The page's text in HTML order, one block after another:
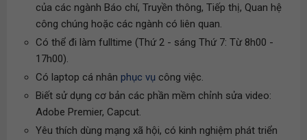
của các ngành Báo chí, Truyền thông, Tiếp thị, Quan hệ
công chúng hoặc các ngành có liên quan.
Có thể đi làm fulltime (Thứ 2 - sáng Thứ 7: Từ 8h00 -
17h00).
Có laptop cá nhân phục vụ công việc.
Biết sử dụng cơ bản các phần mềm chỉnh sửa video:
Adobe Premier, Capcut.
Yêu thích dùng mạng xã hội, có kinh nghiệm phát triển